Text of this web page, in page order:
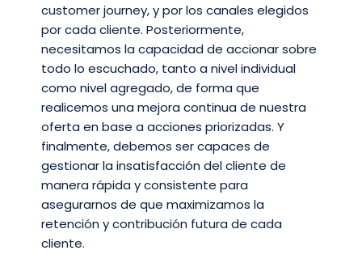
customer journey, y por los canales elegidos
por cada cliente. Posteriormente,
necesitamos la capacidad de accionar sobre
todo lo escuchado, tanto a nivel individual
como nivel agregado, de forma que
realicemos una mejora continua de nuestra
oferta en base a acciones priorizadas. Y
finalmente, debemos ser capaces de
gestionar la insatisfacción del cliente de
manera rápida y consistente para
asegurarnos de que maximizamos la
retención y contribución futura de cada
cliente.